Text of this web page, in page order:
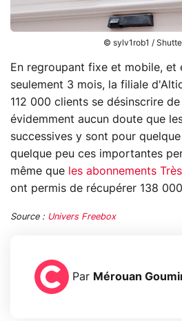
© sylv1rob1 /
En regroupant fixe et mobile, et
seulement 3 mois, la filiale
112 000 clients se désinscrire
évidemment aucun doute que
successives y sont pour
quelque peu ces importantes
même que les abonnements
ont permis de récupérer 138
Source : Univers Freebox
Par Mérouan